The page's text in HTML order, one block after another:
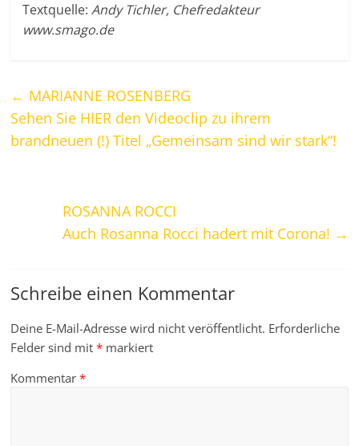
Textquelle:Andy Tichler, Chefredakteur
www.smago.de
← MARIANNE ROSENBERG
Sehen Sie HIER den Videoclip zu ihrem
brandneuen (!) Titel „Gemeinsam sind wir stark“!
ROSANNA ROCCI
Auch Rosanna Rocci hadert mit Corona! →
Schreibe einen Kommentar
Deine E-Mail-Adresse wird nicht veröffentlicht. Erforderliche
Felder sind mit* markiert
Kommentar*